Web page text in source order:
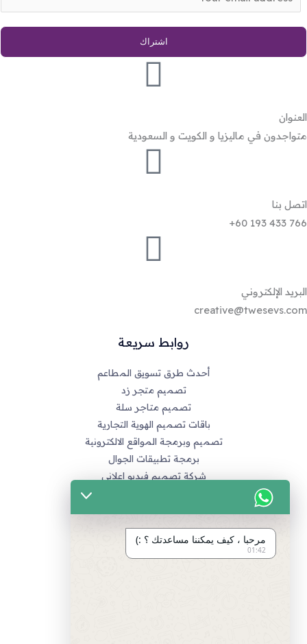
m
a
اشتراك
العنوان
متواجدون في ماليزيا و الكويت و السعودية
اتصل بنا
766 433 193 60+
البريد الإلكتروني
creative@twesevs.com
روابط سريعة
أحدث طرق تسويق المطاعم
تصميم متجر زد
تصميم متاجر سلة
باقات تصميم الهوية التجارية
تصميم وبرمجة المواقع الالكترونية
برمجة تطبيقات الجوال
شركة تصميم فيديو اعلاني
التسويق الالكتروني
تصميم متاجر زد و متاجر سله
مرحبا ، كيف يمكننا مساعدتك ؟ :)
01:42